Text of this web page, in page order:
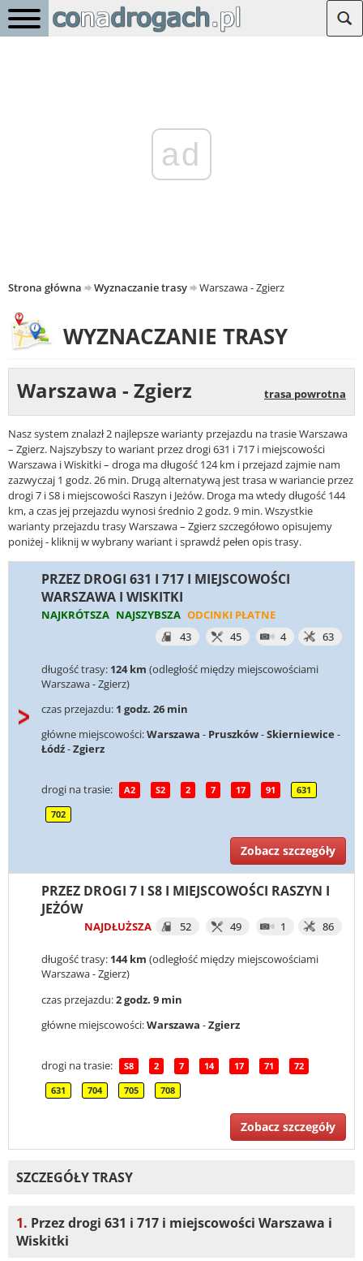
ad
Strona główna Wyznaczanie trasy Warszawa - Zgierz
WYZNACZANIE TRASY
Warszawa - Zgierz trasa powrotna
Nasz system znalazł 2 najlepsze warianty przejazdu na trasie Warszawa
– Zgierz. Najszybszy to wariant przez drogi 631 i 717 i miejscowości
Warszawa i Wiskitki – droga ma długość 124 km i przejazd zajmie nam
zazwyczaj 1 godz. 26 min. Drugą alternatywą jest trasa w wariancie przez
drogi 7 i S8 i miejscowości Raszyn i Jeżów. Droga ma wtedy długość 144
km, a czas jej przejazdu wynosi średnio 2 godz. 9 min. Wszystkie
warianty przejazdu trasy Warszawa – Zgierz szczegółowo opisujemy
poniżej - kliknij w wybrany wariant i sprawdź pełen opis trasy.
PRZEZ DROGI 631 I 717 I MIEJSCOWOŚCI
WARSZAWA I WISKITKI
NAJKRÓTSZA NAJSZYBSZA ODCINKI PŁATNE
43
45 4 63
długość trasy: 124 km (odległość między miejscowościami
Warszawa - Zgierz)
czas przejazdu: 1 godz. 26 min
główne miejscowości:Warszawa - Pruszków-Skierniewice -
Łódź-Zgierz
drogi na trasie: A2 S2 2 7 17 91 631
702
Zobacz szczegóły
PRZEZ DROGI 7 I S8 I MIEJSCOWOŚCI RASZYN I
JEŻÓW
NAJDŁUŻSZA 52 49 1 86
długość trasy: 144 km (odległość między miejscowościami
Warszawa - Zgierz)
czas przejazdu:2 godz. 9 min
główne miejscowości:Warszawa -Zgierz
drogi na trasie: S8 2 7 14 17 71 72
631 704 705 708
Zobacz szczegóły
SZCZEGÓŁY TRASY
1. Przez drogi 631 i 717 i miejscowości Warszawa i
Wiskitki